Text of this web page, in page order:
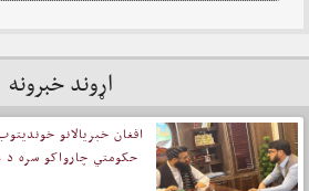
اړوند خبرونه
حکومتي چارواکو سره